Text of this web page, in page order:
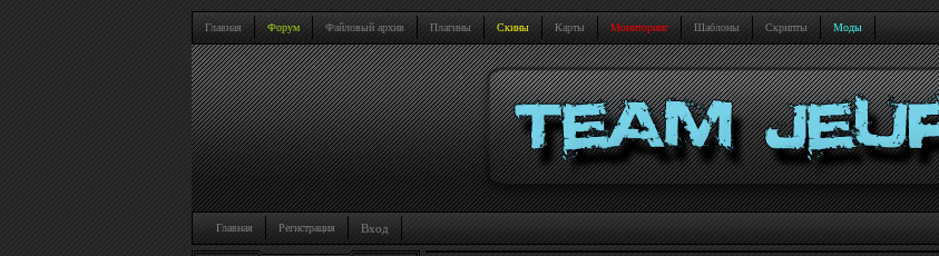
Главная Форум Файловый архив Плагины Скины Карты Мониторинг Шаблоны Скрипты Моды
Главная Регистрация Вход